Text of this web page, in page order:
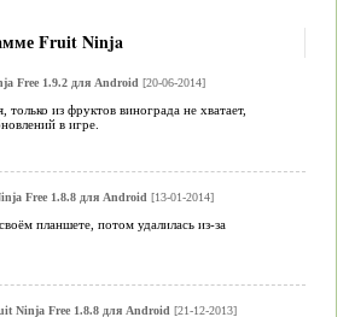
Fruit Ninja
Free 1.9.2 для Android[20-06-2014]
из фруктов винограда не хватает,
в игре.
Free 1.8.8 для Android [13-01-2014]
планшете, потом удалилась из-за
Ninja Free 1.8.8 для Android[21-12-2013]